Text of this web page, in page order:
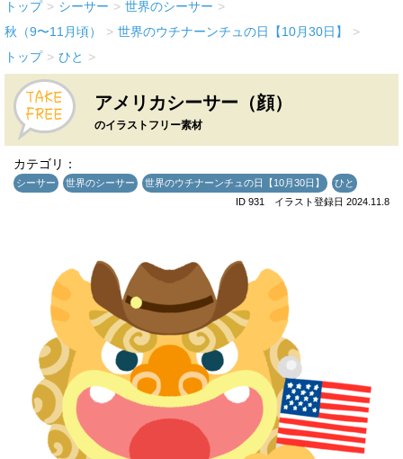
トップ > シーサー > 世界のシーサー >
秋（9〜11月頃）
> 世界のウチナーンチュの日【10月30日】
>
トップ > ひと >
アメリカシーサー（顔）
のイラストフリー素材
カテゴリ：
シーサー 世界のシーサー 世界のウチナーンチュの日【10月30日】
ひと
ID 931 イラスト登録日 2024.11.8